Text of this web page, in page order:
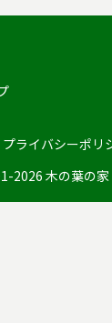
プライバシーポリ
2026 木の葉の